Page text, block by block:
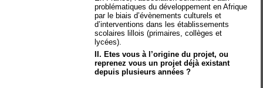
problématiques du développement en Afrique
par le biais d’évènements culturels et
d’interventions dans les établissements
scolaires lillois (primaires, collèges et
lycées).
II. Etes vous à l’origine du projet, ou
reprenez vous un projet déjà existant
depuis plusieurs années ?